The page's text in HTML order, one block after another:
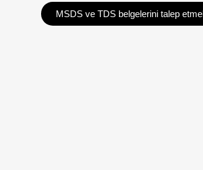
MSDS ve TDS belgelerini talep